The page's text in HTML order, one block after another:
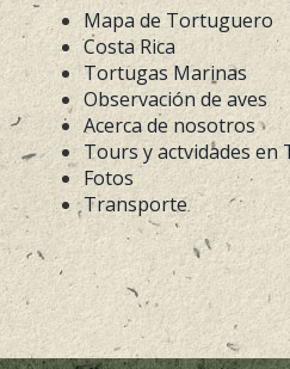
Mapa de Tortuguero
Costa Rica
Tortugas Marinas
Observación de aves
Acerca de nosotros
Tours y actvidades
Fotos
Transporte